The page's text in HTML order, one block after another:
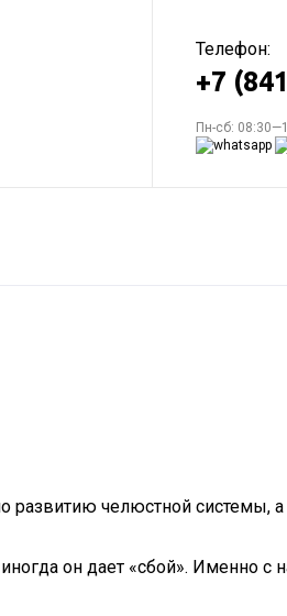
Телефон:
+7
Пн-сб:
развитию челюстной системы,
он дает «сбой». Именно с